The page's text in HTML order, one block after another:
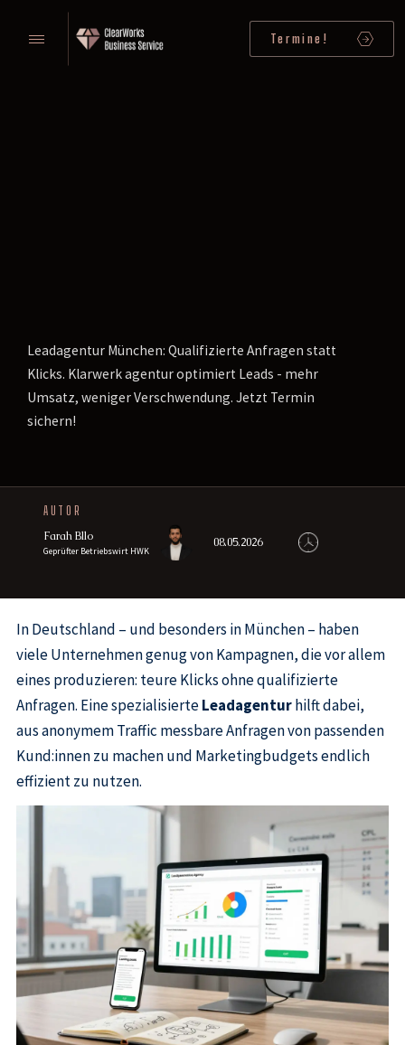
Termine!
Leadagentur München: Qualifizierte Anfragen statt
Klicks. Klarwerk agentur optimiert Leads - mehr
Umsatz, weniger Verschwendung. Jetzt Termin
sichern!
AUTOR
Farah Bllo
Geprüfter Betriebswirt HWK
08.05.2026
In Deutschland – und besonders in München – haben
viele Unternehmen genug von Kampagnen, die vor allem
eines produzieren: teure Klicks ohne qualifizierte
Anfragen. Eine spezialisierteLeadagenturhilft dabei,
aus anonymem Traffic messbare Anfragen von passenden
Kund:innen zu machen und Marketingbudgets endlich
effizient zu nutzen.